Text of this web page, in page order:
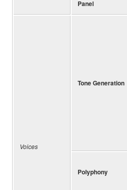
Panel
Voices
Tone Generation
Polyphony